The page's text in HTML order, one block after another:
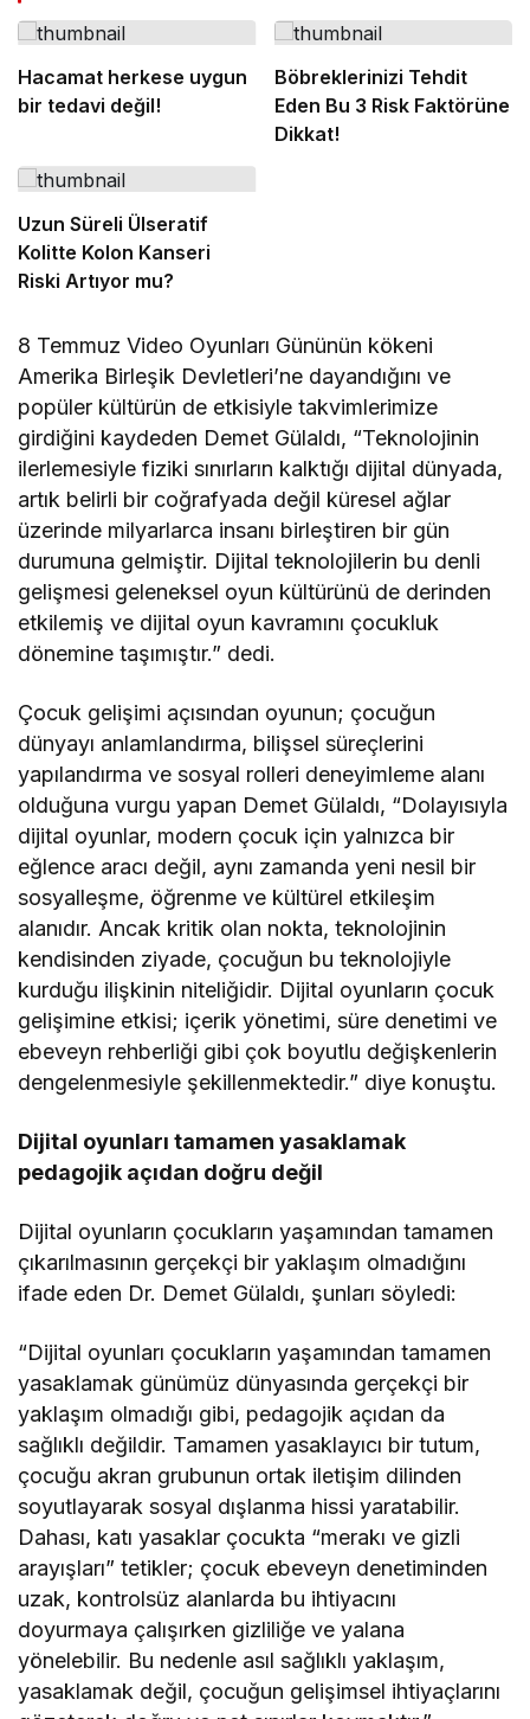
Hacamat herkese uygun
bir tedavi değil!
Böbreklerinizi Tehdit
Eden Bu 3 Risk Faktörüne
Dikkat!
Uzun Süreli Ülseratif
Kolitte Kolon Kanseri
Riski Artıyor mu?
8 Temmuz Video Oyunları Gününün kökeni
Amerika Birleşik Devletleri’ne dayandığını ve
popüler kültürün de etkisiyle takvimlerimize
girdiğini kaydeden Demet Gülaldı, “Teknolojinin
ilerlemesiyle fiziki sınırların kalktığı dijital dünyada,
artık belirli bir coğrafyada değil küresel ağlar
üzerinde milyarlarca insanı birleştiren bir gün
durumuna gelmiştir. Dijital teknolojilerin bu denli
gelişmesi geleneksel oyun kültürünü de derinden
etkilemiş ve dijital oyun kavramını çocukluk
dönemine taşımıştır.” dedi.
Çocuk gelişimi açısından oyunun; çocuğun
dünyayı anlamlandırma, bilişsel süreçlerini
yapılandırma ve sosyal rolleri deneyimleme alanı
olduğuna vurgu yapan Demet Gülaldı, “Dolayısıyla
dijital oyunlar, modern çocuk için yalnızca bir
eğlence aracı değil, aynı zamanda yeni nesil bir
sosyalleşme, öğrenme ve kültürel etkileşim
alanıdır. Ancak kritik olan nokta, teknolojinin
kendisinden ziyade, çocuğun bu teknolojiyle
kurduğu ilişkinin niteliğidir. Dijital oyunların çocuk
gelişimine etkisi; içerik yönetimi, süre denetimi ve
ebeveyn rehberliği gibi çok boyutlu değişkenlerin
dengelenmesiyle şekillenmektedir.” diye konuştu.
Dijital oyunları tamamen yasaklamak
pedagojik açıdan doğru değil
Dijital oyunların çocukların yaşamından tamamen
çıkarılmasının gerçekçi bir yaklaşım olmadığını
ifade eden Dr. Demet Gülaldı, şunları söyledi:
“Dijital oyunları çocukların yaşamından tamamen
yasaklamak günümüz dünyasında gerçekçi bir
yaklaşım olmadığı gibi, pedagojik açıdan da
sağlıklı değildir. Tamamen yasaklayıcı bir tutum,
çocuğu akran grubunun ortak iletişim dilinden
soyutlayarak sosyal dışlanma hissi yaratabilir.
Dahası, katı yasaklar çocukta “merakı ve gizli
arayışları” tetikler; çocuk ebeveyn denetiminden
uzak, kontrolsüz alanlarda bu ihtiyacını
doyurmaya çalışırken gizliliğe ve yalana
yönelebilir. Bu nedenle asıl sağlıklı yaklaşım,
yasaklamak değil, çocuğun gelişimsel ihtiyaçlarını